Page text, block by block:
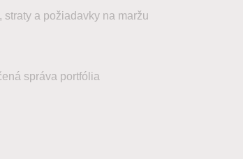
straty a požiadavky na maržu
správa portfólia